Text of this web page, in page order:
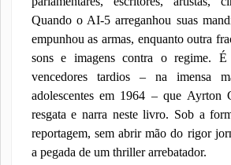
Quando o AI-5 arreganhou suas
empunhou as armas, enquanto outra
sons e imagens contra o regime. É
vencedores tardios – na imensa
adolescentes em 1964 – que Ayrton
resgata e narra neste livro. Sob a
reportagem, sem abrir mão do rigor
a pegada de um thriller arrebatador.